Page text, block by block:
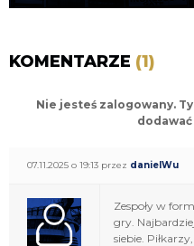
KOMENTARZE (1)
Nie jesteś zalogowany.
07.11.2025 o 19:13 przez danielWu
Zespoły w
gry.
siebie.